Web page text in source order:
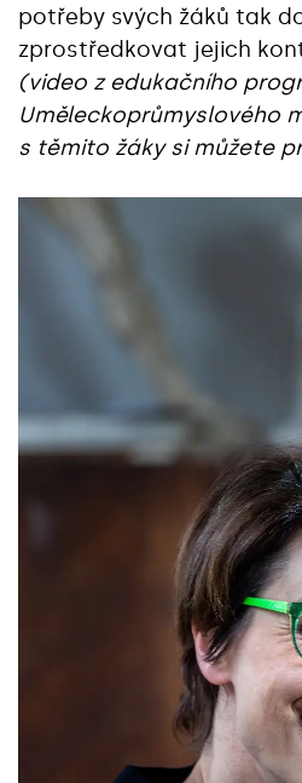
potřeby svých žáků tak
zprostředkovat jejich
(video z edukačního
Uměleckoprůmyslového
s těmito žáky si můžete